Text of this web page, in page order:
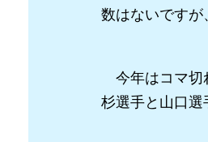
数はないですが
今年はコマ切
杉選手と山口選